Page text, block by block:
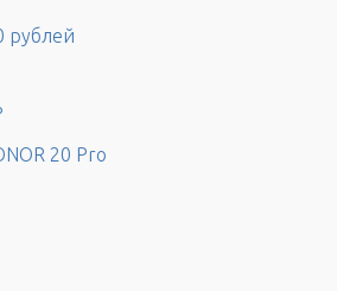
рублей
20 Pro